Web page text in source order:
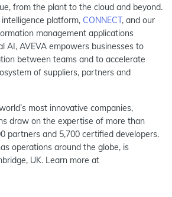
from the plant to the cloud and beyond.
platform, CONNECT, and our
management applications
AI, AVEVA empowers businesses to
between teams and to accelerate
of suppliers, partners and
most innovative companies,
draw on the expertise of more than
partners and 5,700 certified developers.
operations around the globe, is
UK. Learn more at